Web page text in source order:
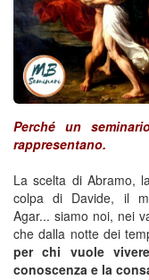
Perché un
rappresentano.
La scelta di Abramo,
colpa di Davide, il
Agar... siamo noi, nei
che dalla notte dei
per chi vuole
conoscenza e la